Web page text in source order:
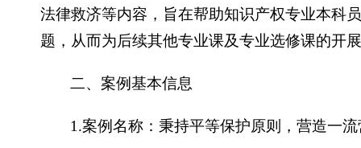
法律救济等内容，旨在帮助知识产权专业本科
题，从而为后续其他专业课及专业选修课的开
二、案例基本信息
1.案例名称：秉持平等保护原则，营造一